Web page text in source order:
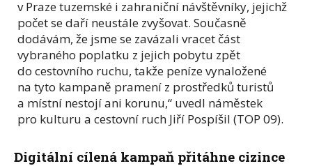
v Praze tuzemské i zahraniční návštěvníky, jejichž
počet se daří neustále zvyšovat. Současně
dodávám, že jsme se zavázali vracet část
vybraného poplatku z jejich pobytu zpět
do cestovního ruchu, takže peníze vynaložené
na tyto kampaně pramení z prostředků turistů
a místní nestojí ani korunu,“ uvedl náměstek
pro kulturu a cestovní ruch Jiří Pospíšil (TOP 09).
Digitální cílená kampaň přitáhne cizince